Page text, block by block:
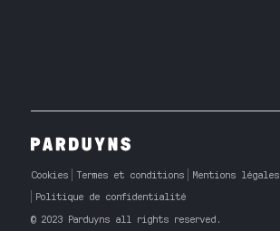
Cookies Termes et conditions
Mentions légales
Politique de confidentialité
© 2023 Parduyns all rights reserved.